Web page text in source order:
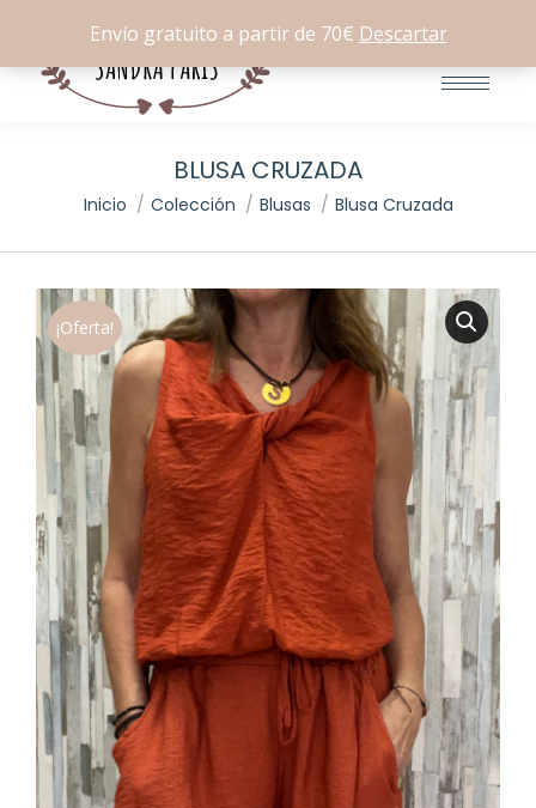
Envío gratuito a partir de 70€ Descartar
BLUSA CRUZADA
Estás aquí:
Inicio Colección Blusas Blusa Cruzada
¡Oferta!